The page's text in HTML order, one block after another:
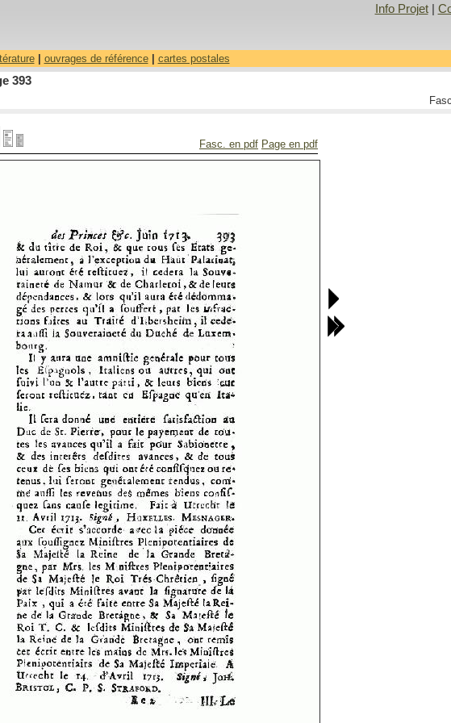
Info Projet|
| ouvrages de référence| cartes postales
393
Fasc. en pdf Page en pdf